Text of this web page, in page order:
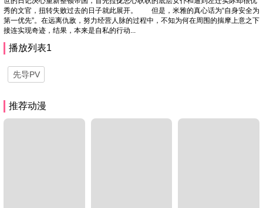
秀的文官，扭转失败过去的日子就此展开。 但是，米雅的真心话为“自身安全为
第一优先”。在远离仇敌，努力经营人脉的过程中，不知为何在周围的揣摩上意之下
接连实现奇迹，结果，本来是自私的行动...
播放列表1
先导PV
推荐动漫